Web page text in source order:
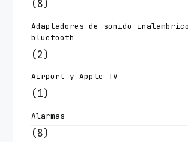
(8)
Adaptadores de sonido inalambrico
bluetooth
(2)
Airport y Apple TV
(1)
Alarmas
(8)